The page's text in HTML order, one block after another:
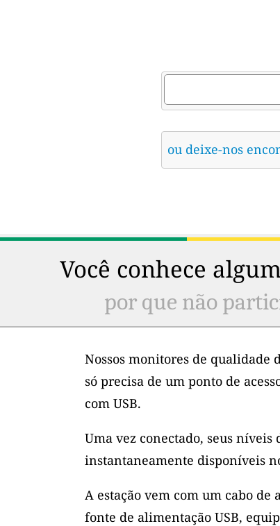
ou deixe-nos
Você conhece
por que não
Nossos monitores de qualidade
só precisa de um ponto de
com USB.
Uma vez conectado, seus
instantaneamente disponíveis
A estação vem com um cabo de
fonte de alimentação USB,